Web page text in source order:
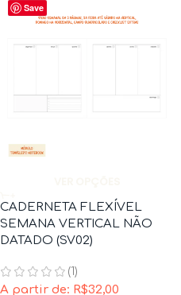
Save
CADERNETA FLEXÍVEL
SEMANA VERTICAL NÃO
DATADO (SV02)
(1)
A partir de: R$32,00